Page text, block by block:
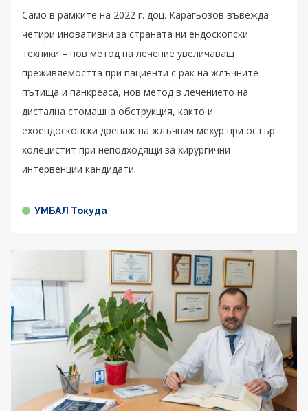
Само в рамките на 2022 г. доц. Карагьозов въвежда
четири иновативни за страната ни ендоскопски
техники – нов метод на лечение увеличаващ
преживяемостта при пациенти с рак на жлъчните
пътища и панкреаса, нов метод в лечението на
дистална стомашна обструкция, както и
ехоендоскопски дренаж на жлъчния мехур при остър
холецистит при неподходящи за хирургични
интервенции кандидати.
УМБАЛ Токуда